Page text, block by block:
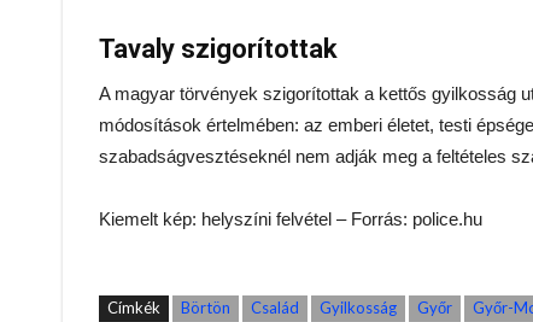
Tavaly szigorítottak
A magyar törvények szigorítottak a kettős gyilkosság
módosítások értelmében: az emberi életet, testi
szabadságvesztéseknél nem adják meg a feltételes
Kiemelt kép: helyszíni felvétel – Forrás: police.hu
Címkék Börtön Család Gyilkosság Győr Győr-